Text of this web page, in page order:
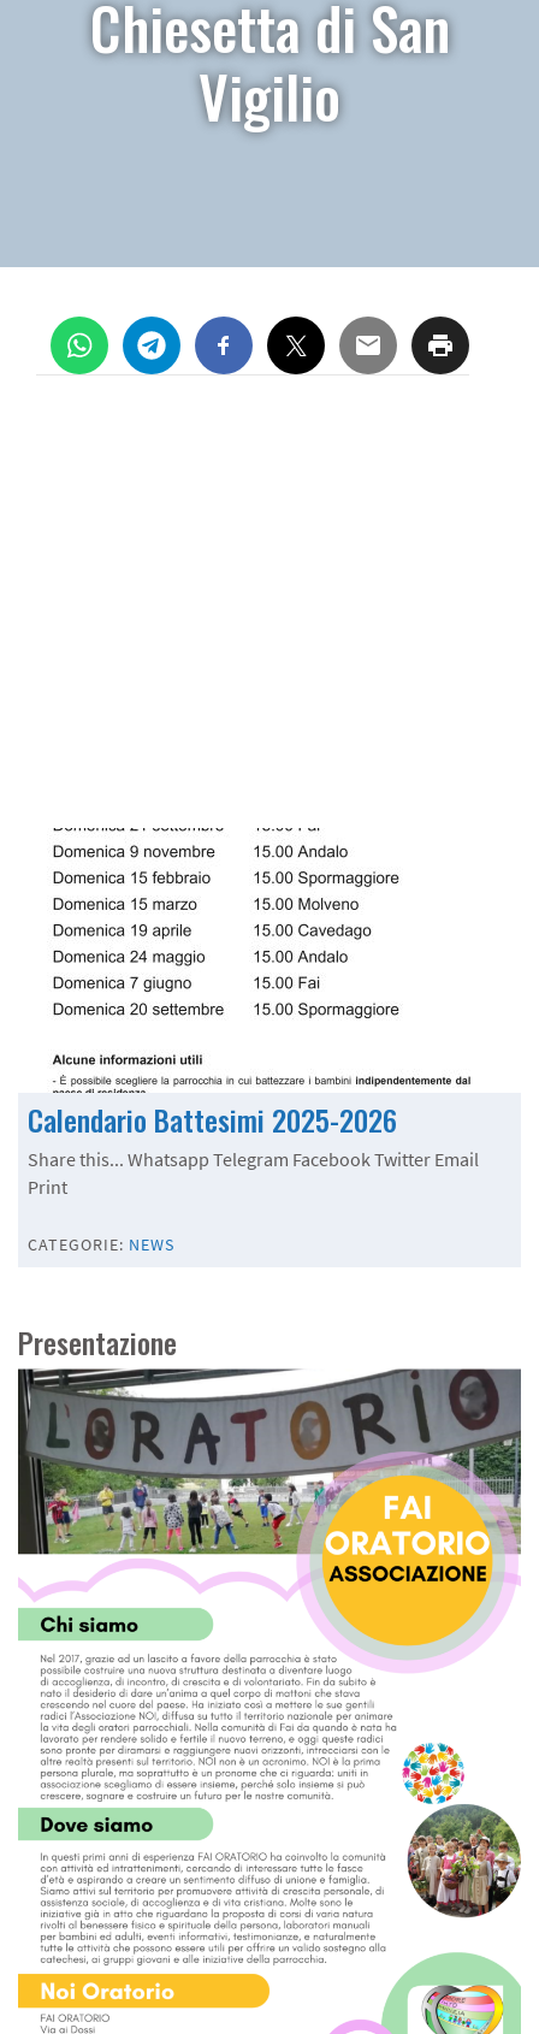
Chiesetta di San
Vigilio
Calendario Battesimi 2025-2026
Share this... Whatsapp Telegram Facebook Twitter Email
Print
CATEGORIE: NEWS
Presentazione